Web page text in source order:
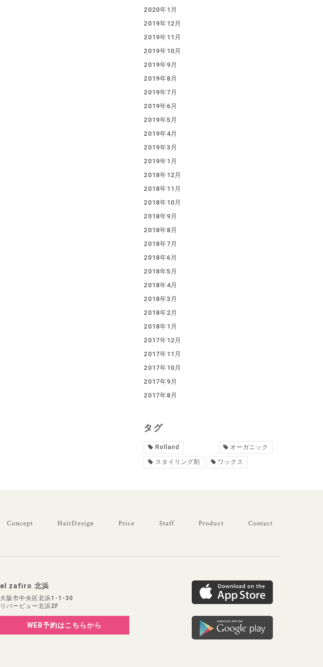
2020年1月
2019年12月
2019年11月
2019年10月
2019年9月
2019年8月
2019年7月
2019年6月
2019年5月
2019年4月
2019年3月
2019年1月
2018年12月
2018年11月
2018年10月
2018年9月
2018年8月
2018年7月
2018年6月
2018年5月
2018年4月
2018年3月
2018年2月
2018年1月
2017年12月
2017年11月
2017年10月
2017年9月
2017年8月
タグ
Rolland オーガニック
スタイリング剤 ワックス
Concept HairDesign Price Staff Product Contact
el zafiro 北浜
大阪市中央区北浜1-1-30
リバービュー北浜2F
WEB予約はこちらから